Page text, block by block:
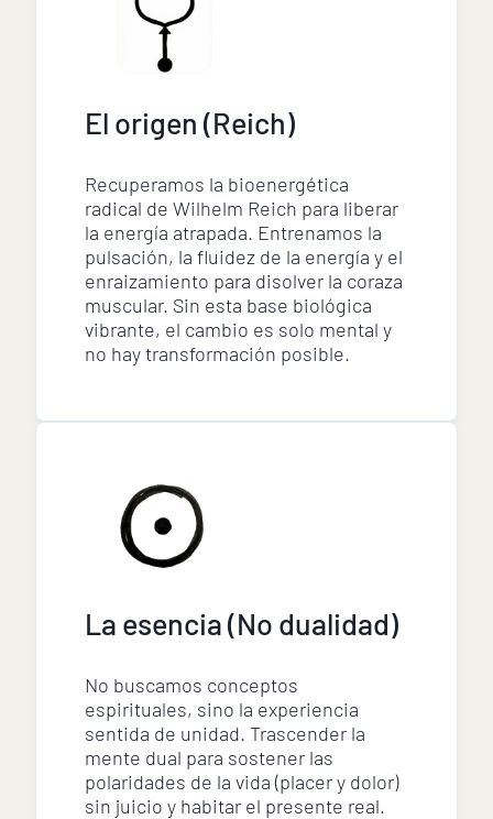
El origen (Reich)
Recuperamos la bioenergética
radical de Wilhelm Reich para liberar
la energía atrapada. Entrenamos la
pulsación, la fluidez de la energía y el
enraizamiento para disolver la coraza
muscular. Sin esta base biológica
vibrante, el cambio es solo mental y
no hay transformación posible.
La esencia (No dualidad)
No buscamos conceptos
espirituales, sino la experiencia
sentida de unidad. Trascender la
mente dual para sostener las
polaridades de la vida (placer y dolor)
sin juicio y habitar el presente real.